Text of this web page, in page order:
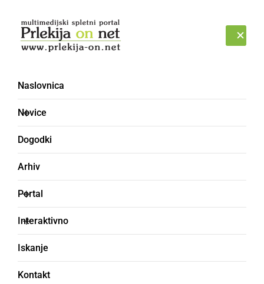
Naslovnica
Novice
Dogodki
Arhiv
Portal
Interaktivno
Iskanje
Kontakt
bonboni
GOSPODARSTVO
Odpoklicali bonbone zaradi prisotnosti